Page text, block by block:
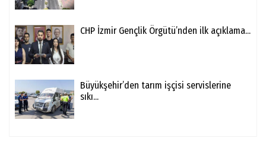
CHP İzmir Gençlik Örgütü’nden ilk açıklama...
Büyükşehir’den tarım işçisi servislerine
sıkı...